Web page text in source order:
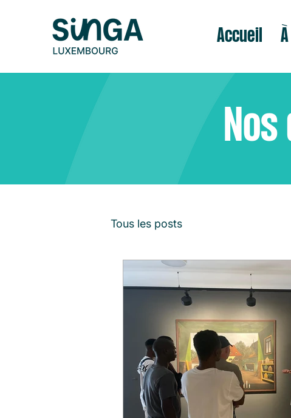
Accueil
Tous les posts